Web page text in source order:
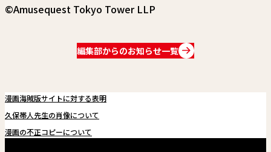
©Amusequest Tokyo Tower LLP
編集部からのお知らせ一覧
漫画海賊版サイトに対する表明
久保帯人先生の肖像について
漫画の不正コピーについて